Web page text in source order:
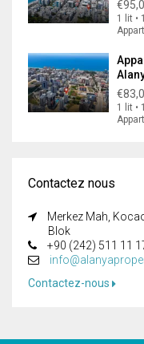
1 lit •
1 lit •
Contactez nous
Merkez Mah,
Blok
+90 (242) 511 11
Contactez-nous